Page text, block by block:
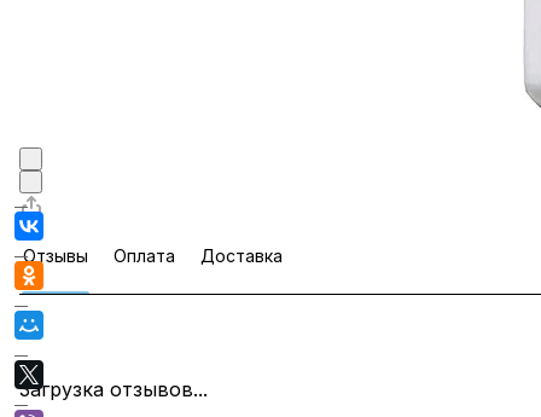
Отзывы Оплата Доставка
Загрузка отзывов...